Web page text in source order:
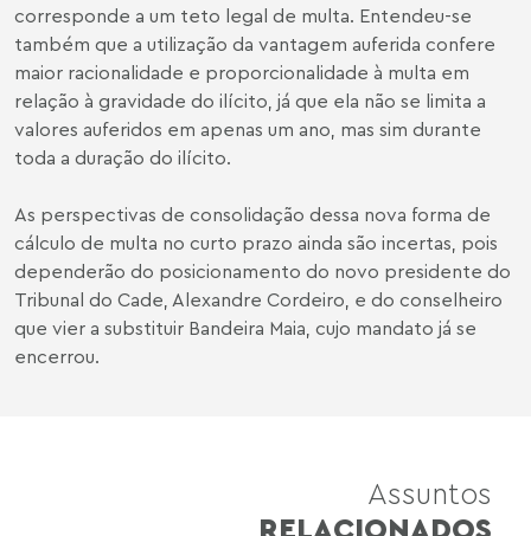
corresponde a um teto legal de multa. Entendeu-se
também que a utilização da vantagem auferida confere
maior racionalidade e proporcionalidade à multa em
relação à gravidade do ilícito, já que ela não se limita a
valores auferidos em apenas um ano, mas sim durante
toda a duração do ilícito.
As perspectivas de consolidação dessa nova forma de
cálculo de multa no curto prazo ainda são incertas, pois
dependerão do posicionamento do novo presidente do
Tribunal do Cade, Alexandre Cordeiro, e do conselheiro
que vier a substituir Bandeira Maia, cujo mandato já se
encerrou.
Assuntos
RELACIONADOS